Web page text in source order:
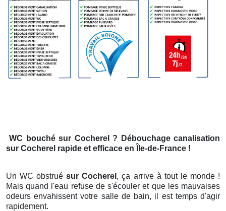
WC bouchésur Cocherel ? Débouchage canalisation
sur Cocherel rapide et efficace en Île-de-France !
Un WC obstruésur Cocherel , ça arrive à tout le monde !
Mais quand l'eau refuse de s'écouler et que les mauvaises
odeurs envahissent votre salle de bain, il est temps d'agir
rapidement.